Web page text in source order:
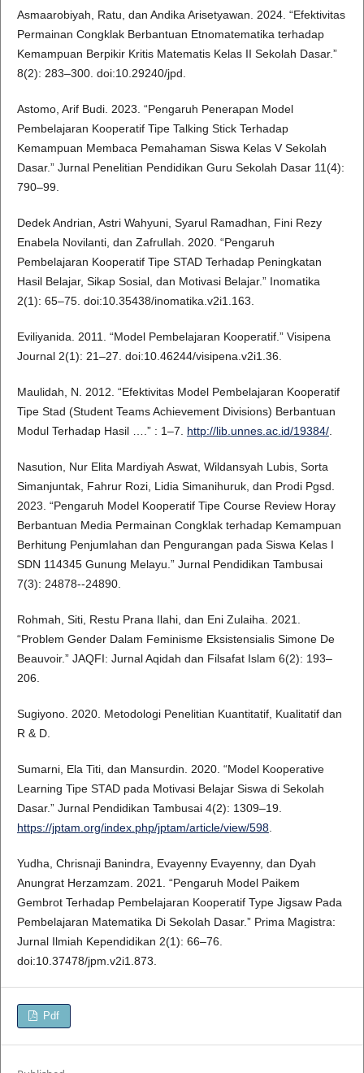
Asmaarobiyah, Ratu, dan Andika Arisetyawan. 2024. “Efektivitas
Permainan Congklak Berbantuan Etnomatematika terhadap
Kemampuan Berpikir Kritis Matematis Kelas II Sekolah Dasar.”
8(2): 283–300. doi:10.29240/jpd.
Astomo, Arif Budi. 2023. “Pengaruh Penerapan Model
Pembelajaran Kooperatif Tipe Talking Stick Terhadap
Kemampuan Membaca Pemahaman Siswa Kelas V Sekolah
Dasar.” Jurnal Penelitian Pendidikan Guru Sekolah Dasar 11(4):
790–99.
Dedek Andrian, Astri Wahyuni, Syarul Ramadhan, Fini Rezy
Enabela Novilanti, dan Zafrullah. 2020. “Pengaruh
Pembelajaran Kooperatif Tipe STAD Terhadap Peningkatan
Hasil Belajar, Sikap Sosial, dan Motivasi Belajar.” Inomatika
2(1): 65–75. doi:10.35438/inomatika.v2i1.163.
Eviliyanida. 2011. “Model Pembelajaran Kooperatif.” Visipena
Journal 2(1): 21–27. doi:10.46244/visipena.v2i1.36.
Maulidah, N. 2012. “Efektivitas Model Pembelajaran Kooperatif
Tipe Stad (Student Teams Achievement Divisions) Berbantuan
Modul Terhadap Hasil ….” : 1–7. http://lib.unnes.ac.id/19384/.
Nasution, Nur Elita Mardiyah Aswat, Wildansyah Lubis, Sorta
Simanjuntak, Fahrur Rozi, Lidia Simanihuruk, dan Prodi Pgsd.
2023. “Pengaruh Model Kooperatif Tipe Course Review Horay
Berbantuan Media Permainan Congklak terhadap Kemampuan
Berhitung Penjumlahan dan Pengurangan pada Siswa Kelas I
SDN 114345 Gunung Melayu.” Jurnal Pendidikan Tambusai
7(3): 24878--24890.
Rohmah, Siti, Restu Prana Ilahi, dan Eni Zulaiha. 2021.
“Problem Gender Dalam Feminisme Eksistensialis Simone De
Beauvoir.” JAQFI: Jurnal Aqidah dan Filsafat Islam 6(2): 193–
206.
Sugiyono. 2020. Metodologi Penelitian Kuantitatif, Kualitatif dan
R & D.
Sumarni, Ela Titi, dan Mansurdin. 2020. “Model Kooperative
Learning Tipe STAD pada Motivasi Belajar Siswa di Sekolah
Dasar.” Jurnal Pendidikan Tambusai 4(2): 1309–19.
https://jptam.org/index.php/jptam/article/view/598.
Yudha, Chrisnaji Banindra, Evayenny Evayenny, dan Dyah
Anungrat Herzamzam. 2021. “Pengaruh Model Paikem
Gembrot Terhadap Pembelajaran Kooperatif Type Jigsaw Pada
Pembelajaran Matematika Di Sekolah Dasar.” Prima Magistra:
Jurnal Ilmiah Kependidikan 2(1): 66–76.
doi:10.37478/jpm.v2i1.873.
Pdf